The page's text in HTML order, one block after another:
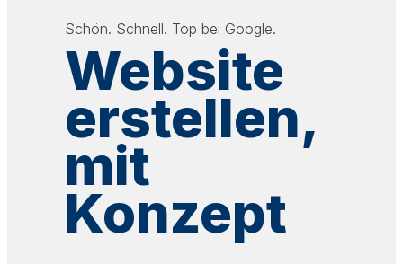
Schön. Schnell. Top bei Google.
Website
erstellen,
mit
Konzept